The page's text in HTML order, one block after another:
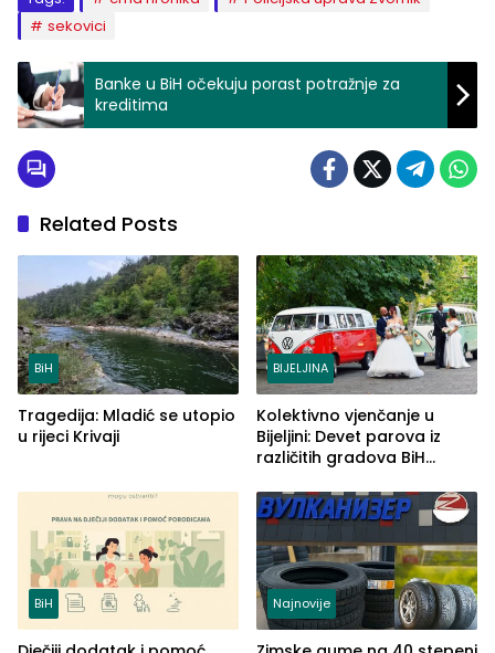
sekovici
Banke u BiH očekuju porast potražnje za
kreditima
Related Posts
BiH
Tragedija: Mladić se utopio
u rijeci Krivaji
BIJELJINA
Kolektivno vjenčanje u
Bijeljini: Devet parova iz
različitih gradova BiH
BiH Najnovije